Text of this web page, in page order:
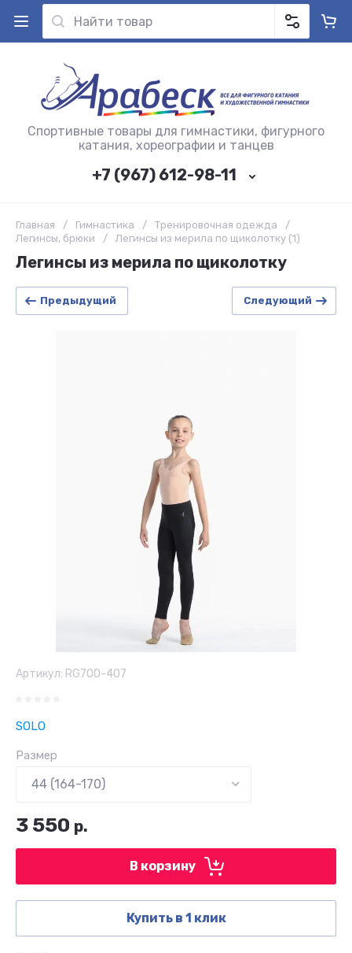
Спортивные товары для гимнастики, фигурного
катания, хореографии и танцев
+7 (967) 612-98-11
Главная / Гимнастика / Тренировочная одежда
/
Легинсы, брюки
/ Легинсы из мерила по щиколотку (1)
Легинсы из мерила по щиколотку
Предыдущий Следующий
Артикул: RG700-407
SOLO
Размер
3 550 р.
В корзину
Купить в 1 клик